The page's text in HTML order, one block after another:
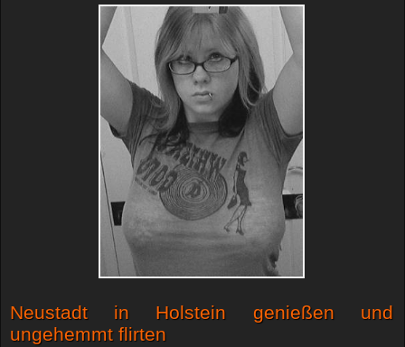
Neustadt in Holstein genießen und
ungehemmt flirten